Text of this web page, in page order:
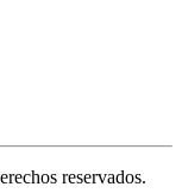
reservados.